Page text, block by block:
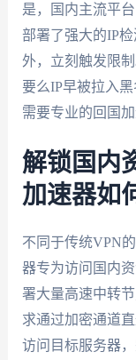
是，国内主流平
部署了强大的IP
外，立刻触发限
要么IP早被拉入
需要专业的回国
解锁国内
加速器如
不同于传统VPN
器专为访问国内
署大量高速中转
求通过加密通道
访问目标服务器